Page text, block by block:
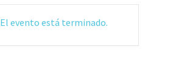
El evento está terminado.